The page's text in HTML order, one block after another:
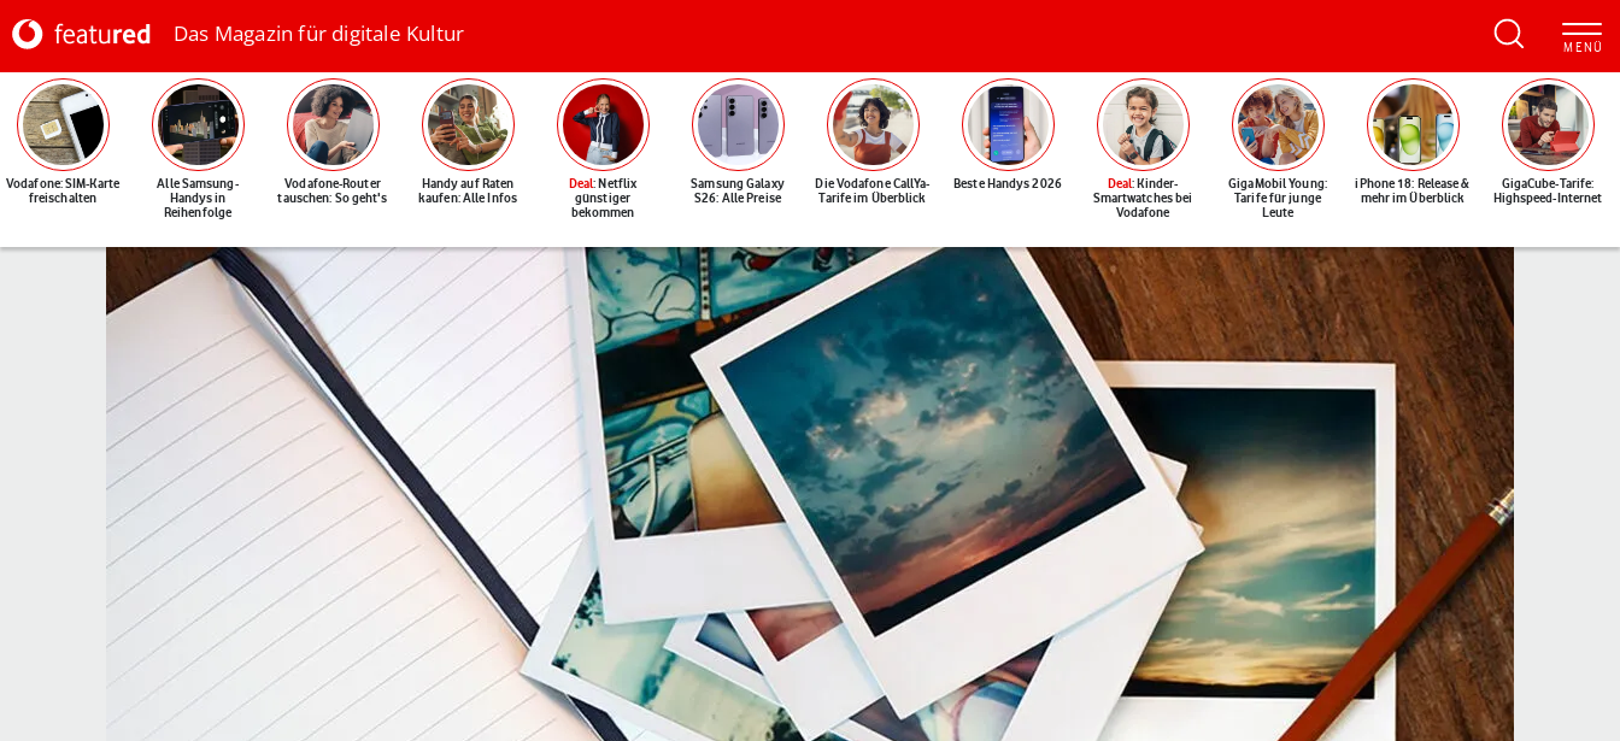
Das Magazin für digitale Kultur
Vodafone: SIM-Karte
freischalten
Alle Samsung-
Handys in
Reihenfolge
Vodafone-Router
tauschen: So geht's
Handy auf Raten
kaufen: Alle Infos
Deal: Netflix
günstiger
bekommen
Samsung Galaxy
S26: Alle Preise
Die Vodafone CallYa-
Tarife im Überblick
Beste Handys 2026 Deal: Kinder-
Smartwatches bei
Vodafone
GigaMobil Young:
Tarife für junge
Leute
iPhone 18: Release &
mehr im Überblick
GigaCube-Tarife:
Highspeed-Internet